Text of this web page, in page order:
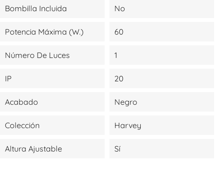
Bombilla Incluida No
Potencia Máxima (W.) 60
Número De Luces 1
IP 20
Acabado Negro
Colección Harvey
Altura Ajustable Sí